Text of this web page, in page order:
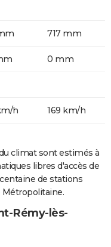
717 mm
0 mm
h 169 km/h
climat sont estimés à
libres d'accès de
de stations
Métropolitaine.
Rémy-lès-